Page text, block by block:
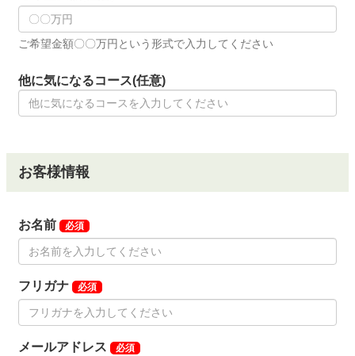
ご希望金額〇〇万円という形式で入力してください
他に気になるコース(任意)
お客様情報
お名前 必須
フリガナ 必須
メールアドレス 必須